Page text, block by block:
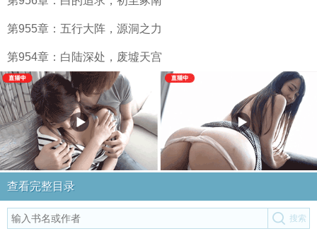
第955章：五行大阵，源洞之力
第954章：白陆深处，废墟天宫
查看完整目录